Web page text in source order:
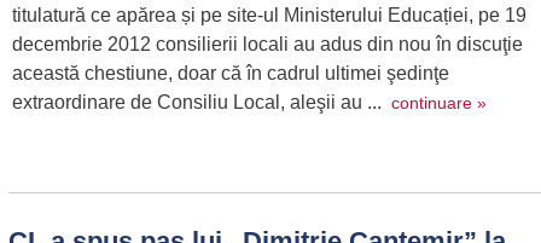
titulatură ce apărea și pe site-ul Ministerului Educației, pe 19
decembrie 2012 consilierii locali au adus din nou în discuţie
această chestiune, doar că în cadrul ultimei şedinţe
extraordinare de Consiliu Local, aleşii au ... continuare »